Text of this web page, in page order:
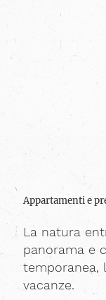
Appartamenti e
La natura
panorama e
temporanea,
vacanze.